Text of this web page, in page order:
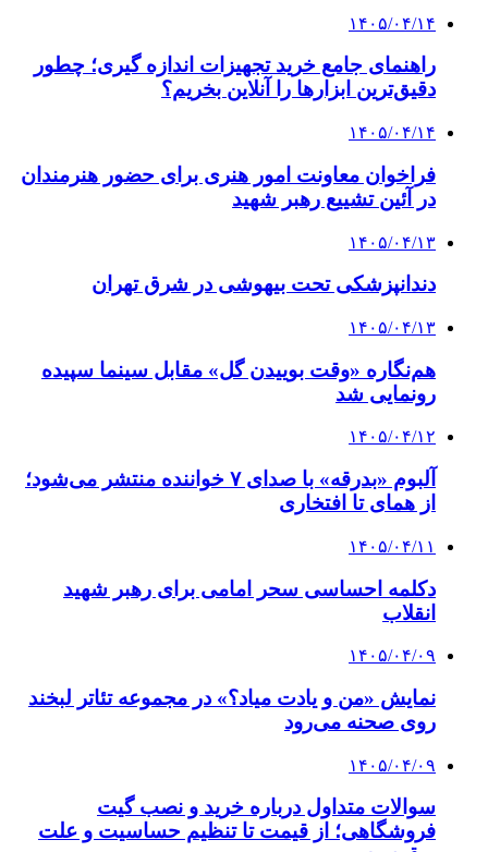
۱۴۰۵/۰۴/۱۴
راهنمای جامع خرید تجهیزات اندازه گیری؛ چطور
دقیق‌ترین ابزارها را آنلاین بخریم؟
۱۴۰۵/۰۴/۱۴
فراخوان معاونت امور هنری برای حضور هنرمندان
در آئین تشییع رهبر شهید
۱۴۰۵/۰۴/۱۳
دندانپزشکی تحت بیهوشی در شرق تهران
۱۴۰۵/۰۴/۱۳
هم‌نگاره «وقت بوییدن گل» مقابل سینما سپیده
رونمایی شد
۱۴۰۵/۰۴/۱۲
آلبوم «بدرقه» با صدای ۷ خواننده منتشر می‌شود؛
از همای تا افتخاری
۱۴۰۵/۰۴/۱۱
دکلمه‌ احساسی سحر امامی برای رهبر شهید
انقلاب
۱۴۰۵/۰۴/۰۹
نمایش «من و یادت میاد؟» در مجموعه تئاتر لبخند
روی صحنه می‌رود
۱۴۰۵/۰۴/۰۹
سوالات متداول درباره خرید و نصب گیت
فروشگاهی؛ از قیمت تا تنظیم حساسیت و علت